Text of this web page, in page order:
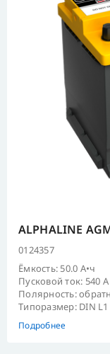
ALPHALINE
0124357
Ёмкость: 50.0 А•ч
Пусковой ток: 540 А
Полярность:
Типоразмер: DIN L1
Подробнее